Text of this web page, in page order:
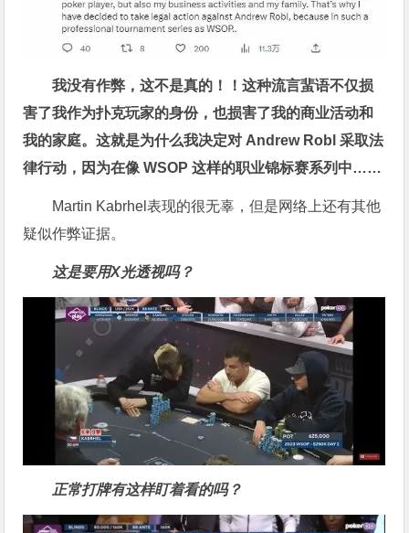
我没有作弊，这不是真的！！这种流言蜚语不仅损
害了我作为扑克玩家的身份，也损害了我的商业活动和
我的家庭。这就是为什么我决定对 Andrew Robl 采取法
律行动，因为在像 WSOP 这样的职业锦标赛系列中……
Martin Kabrhel表现的很无辜，但是网络上还有其他
疑似作弊证据。
这是要用X光透视吗？
正常打牌有这样盯着看的吗？